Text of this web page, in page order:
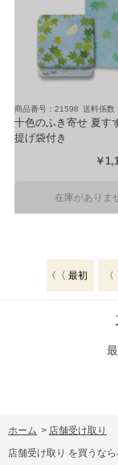
商品番号：21598 送料係数
十色のふき寄せ 夏す
提げ袋付き
￥
在庫がありま
〈〈 最初 〈
ホーム > 店舗受け取り
店舗受け取り を買うな